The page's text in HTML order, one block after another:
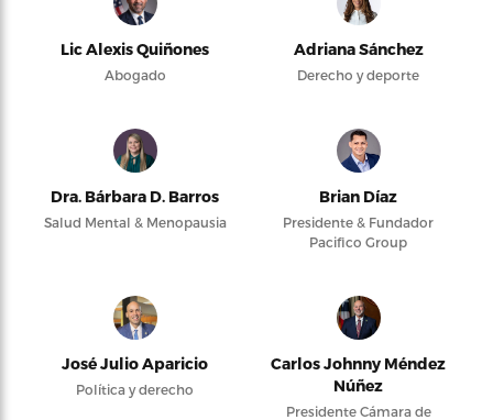
Lic Alexis Quiñones
Abogado
Adriana Sánchez
Derecho y deporte
Dra. Bárbara D. Barros
Salud Mental & Menopausia
Brian Díaz
Presidente & Fundador
Pacifico Group
José Julio Aparicio
Política y derecho
Carlos Johnny Méndez
Núñez
Presidente Cámara de